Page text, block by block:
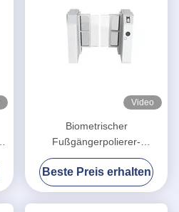
Video
Biometrischer
Fußgängerpolierer-
Stahlinnen des schwingen-
Sperren-Drehkreuz-
Flugsteig-2.0mm
Beste Preis erhalten